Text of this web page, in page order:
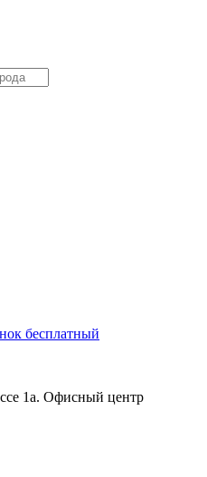
бесплатный
1а. Офисный центр